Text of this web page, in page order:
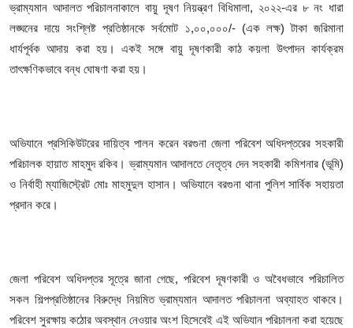
চাকরি
‎ভ্রাম্যমান আদালত পরিচালনাকালে বায়ু দূষণ নিয়ন্ত্রণ বিধিমালা, ২০২২-এর ৮ নং ধারা
লঙ্ঘনের দায়ে সংশ্লিষ্ট প্রতিষ্ঠানকে সর্বমোট ১,০০,০০০/- (এক লক্ষ) টাকা জরিমানা
ধার্যপূর্বক আদায় করা হয়। একই সঙ্গে বায়ু দূষণকারী কাঠ কয়লা উৎপাদন কার্যক্রম
তাৎক্ষণিকভাবে বন্ধ ঘোষণা করা হয়।
‎অভিযানে প্রসিকিউটরের দায়িত্ব পালন করেন বরগুনা জেলা পরিবেশ অধিদপ্তরের সহকারী
পরিচালক হায়াত মাহমুদ রকিব। ভ্রাম্যমান আদালতে নেতৃত্ব দেন সহকারী কমিশনার (ভূমি)
ও নির্বাহী ম্যাজিস্ট্রেট মোঃ মাহমুদুল হাসান। অভিযানে বরগুনা থানা পুলিশ সার্বিক সহায়তা
প্রদান করে।
‎জেলা পরিবেশ অধিদপ্তর সূত্রে জানা গেছে, পরিবেশ দূষণকারী ও অবৈধভাবে পরিচালিত
সকল শিল্পপ্রতিষ্ঠানের বিরুদ্ধে নিয়মিত ভ্রাম্যমান আদালত পরিচালনা অব্যাহত থাকবে।
পরিবেশ সুরক্ষায় কঠোর অবস্থান নেওয়ার অংশ হিসেবেই এই অভিযান পরিচালনা করা হয়েছে